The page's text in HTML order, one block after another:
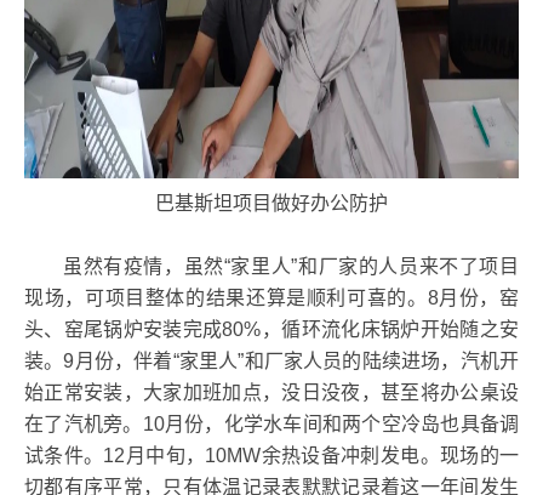
巴基斯坦项目做好办公防护
虽然有疫情，虽然“家里人”和厂家的人员来不了项目
现场，可项目整体的结果还算是顺利可喜的。8月份，窑
头、窑尾锅炉安装完成80%，循环流化床锅炉开始随之安
装。9月份，伴着“家里人”和厂家人员的陆续进场，汽机开
始正常安装，大家加班加点，没日没夜，甚至将办公桌设
在了汽机旁。10月份，化学水车间和两个空冷岛也具备调
试条件。12月中旬，10MW余热设备冲刺发电。现场的一
切都有序平常，只有体温记录表默默记录着这一年间发生